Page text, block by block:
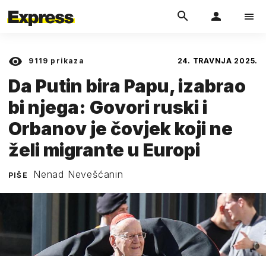
9119 prikaza 24. TRAVNJA 2025.
Da Putin bira Papu, izabrao
bi njega: Govori ruski i
Orbanov je čovjek koji ne
želi migrante u Europi
PIŠE Nenad Nevešćanin